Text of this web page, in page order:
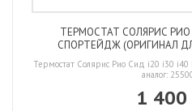
ТЕРМОСТАТ СОЛЯРИС РИО
СПОРТЕЙДЖ (ОРИГИНАЛ
Термостат Солярис Рио Сид i20 i30
аналог:
1 400